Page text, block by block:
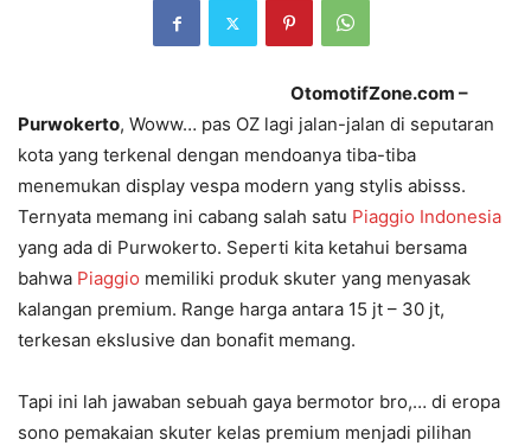
OtomotifZone.com –
Purwokerto, Woww… pas OZ lagi jalan-jalan di seputaran
kota yang terkenal dengan mendoanya tiba-tiba
menemukan display vespa modern yang stylis abisss.
Ternyata memang ini cabang salah satu Piaggio Indonesia
yang ada di Purwokerto. Seperti kita ketahui bersama
bahwa Piaggio memiliki produk skuter yang menyasak
kalangan premium. Range harga antara 15 jt – 30 jt,
terkesan ekslusive dan bonafit memang.
Tapi ini lah jawaban sebuah gaya bermotor bro,… di eropa
sono pemakaian skuter kelas premium menjadi pilihan